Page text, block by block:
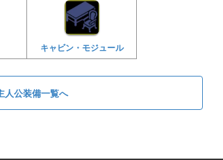
キャビン・モジュール
人公装備一覧へ